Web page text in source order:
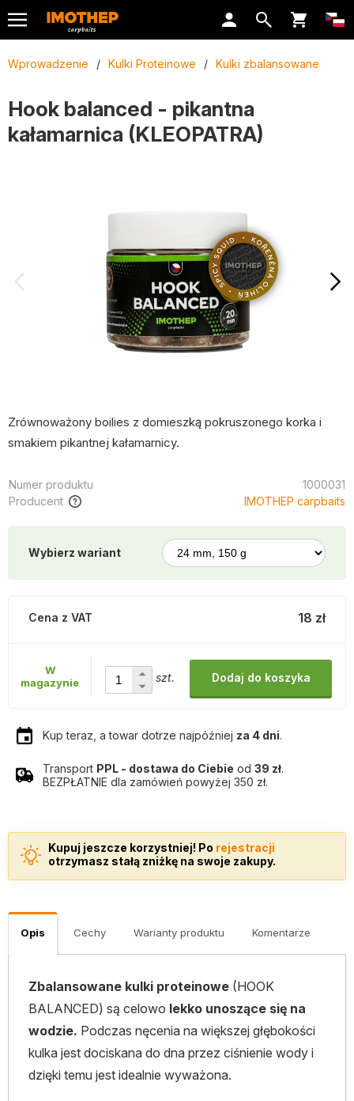
Wprowadzenie / Kulki Proteinowe / Kulki zbalansowane
Hook balanced - pikantna
kałamarnica (KLEOPATRA)
Zrównoważony boilies z domieszką pokruszonego korka i
smakiem pikantnej kałamarnicy.
Numer produktu
1000031
Producent
IMOTHEP carpbaits
Wybierz wariant
18 zł
Cena z VAT
W
magazynie
szt. Dodaj do koszyka
Kup teraz, a towar dotrze najpóźniej za 4 dni.
Transport PPL - dostawa do Ciebie od 39 zł.
BEZPŁATNIE dla zamówień powyżej 350 zł.
Kupuj jeszcze korzystniej! Po rejestracji
otrzymasz stałą zniżkę na swoje zakupy.
Opis Cechy Warianty produktu Komentarze
Zbalansowane kulki proteinowe (HOOK
BALANCED) są celowo lekko unoszące się na
wodzie. Podczas nęcenia na większej głębokości
kulka jest dociskana do dna przez ciśnienie wody i
dzięki temu jest idealnie wyważona.